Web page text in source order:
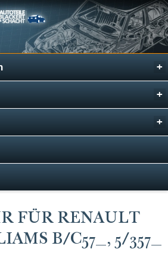
FÜR RENAULT
B/C57_, 5/357_